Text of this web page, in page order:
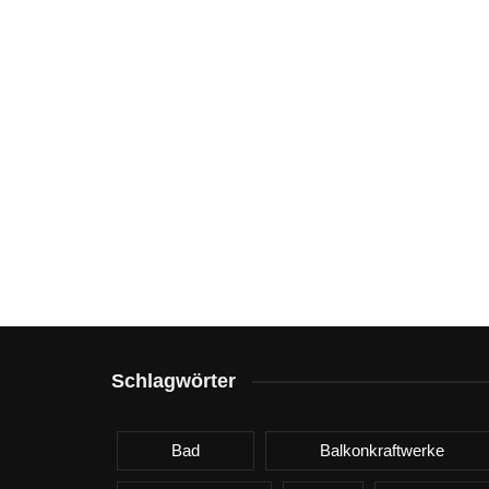
Schlagwörter
Bad Balkonkraftwerke